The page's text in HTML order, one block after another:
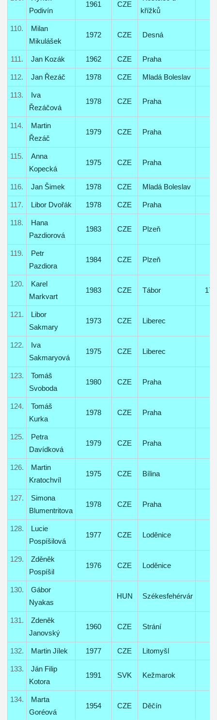
Podivín
1961 CZE
křížků
110.
Milan
Mikulášek
1972 CZE Desná
111. Jan Kozák 1962 CZE Praha
112. Jan Řezáč 1978 CZE Mladá Boleslav
113.
Iva
Řezáčová
1978 CZE Praha
114.
Martin
Řezáč
1979 CZE Praha
115.
Anna
Kopecká
1975 CZE Praha
116. Jan Šimek 1978 CZE Mladá Boleslav
117. Libor Dvořák 1978 CZE Praha
118.
Hana
Pazdiorová
1983 CZE Plzeň
119.
Petr
Pazdiora
1984 CZE Plzeň
120.
Karel
Markvart
1983 CZE Tábor 17
121.
Libor
Sakmary
1973 CZE Liberec
122.
Iva
Sakmaryová
1975 CZE Liberec
123.
Tomáš
Svoboda
1980 CZE Praha
124.
Tomáš
Kurka
1978 CZE Praha
125.
Petra
Davídková
1979 CZE Praha
126.
Martin
Kratochvíl
1975 CZE Bílina
127.
Simona
Blumentritova
1978 CZE Praha
128.
Lucie
Pospíšilová
1977 CZE Loděnice
129.
Zděněk
Pospíšil
1976 CZE Loděnice
130.
Gábor
Nyakas
HUN Székesfehérvár
131.
Zdeněk
Janovský
1960 CZE Strání
132. Martin Jílek 1977 CZE Litomyšl
133.
Ján Filip
Kotora
1991 SVK Kežmarok
134.
Marta
Goréová
1954 CZE Děčín